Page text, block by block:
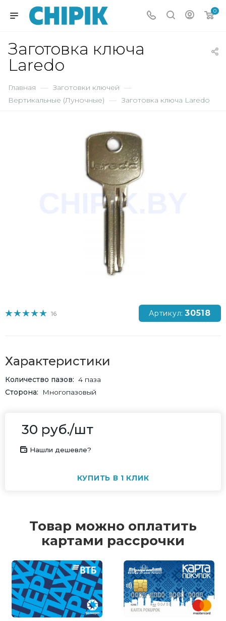
0
Заготовка ключа
Laredo
Главная — Заготовки ключей —
Вертикальные (Луночные) — Заготовка ключа Laredo
16 Артикул: 30518
Характеристики
Количество пазов
4 паза
Сторона
Многопазовый
30 руб./шт
Нашли дешевле?
КУПИТЬ В 1 КЛИК
Товар можно оплатить
картами рассрочки